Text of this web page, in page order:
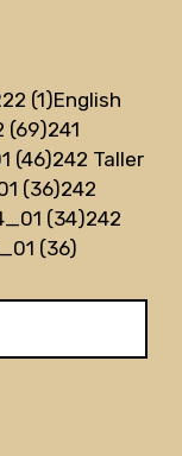
(1)English
(69)241
(46)242 Taller
(36)242
(34)242
(36)